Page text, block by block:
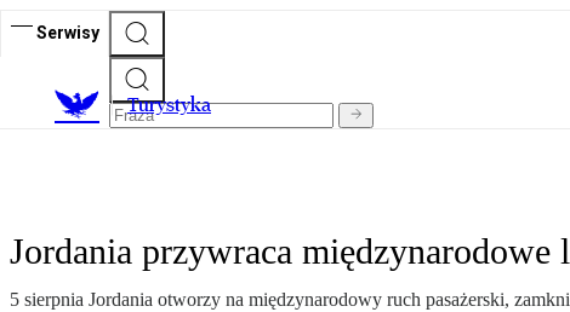
Serwisy
Turystyka
Jordania przywraca
5 sierpnia Jordania otworzy na międzynarodowy ruch pasażerski,